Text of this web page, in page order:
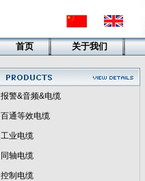
首页 关于我们
报警&音频&电缆
百通等效电缆
工业电缆
同轴电缆
控制电缆